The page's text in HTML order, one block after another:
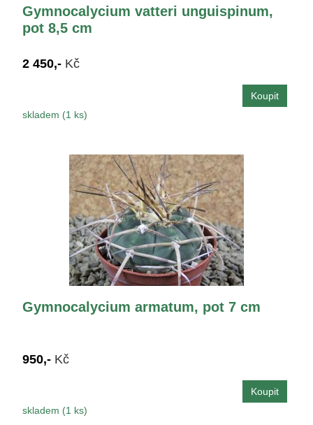
Gymnocalycium vatteri unguispinum,
pot 8,5 cm
2 450,- Kč
skladem (1 ks)
Gymnocalycium armatum, pot 7 cm
950,- Kč
skladem (1 ks)